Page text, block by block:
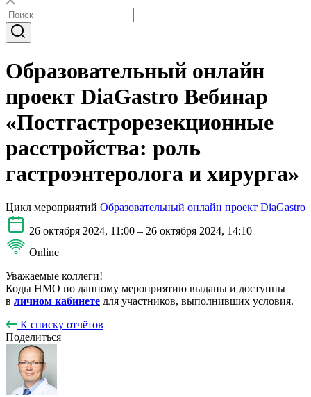
Образовательный онлайн
проект DiaGastro Вебинар
«Постгастрорезекционные
расстройства: роль
гастроэнтеролога и хирурга»
Цикл мероприятий Образовательный онлайн проект DiaGastro
26 октября 2024, 11:00 – 26 октября 2024, 14:10
Online
Уважаемые коллеги!
Коды НМО по данному мероприятию выданы и доступны
в личном кабинете для участников, выполнивших условия.
К списку отчётов
Поделиться